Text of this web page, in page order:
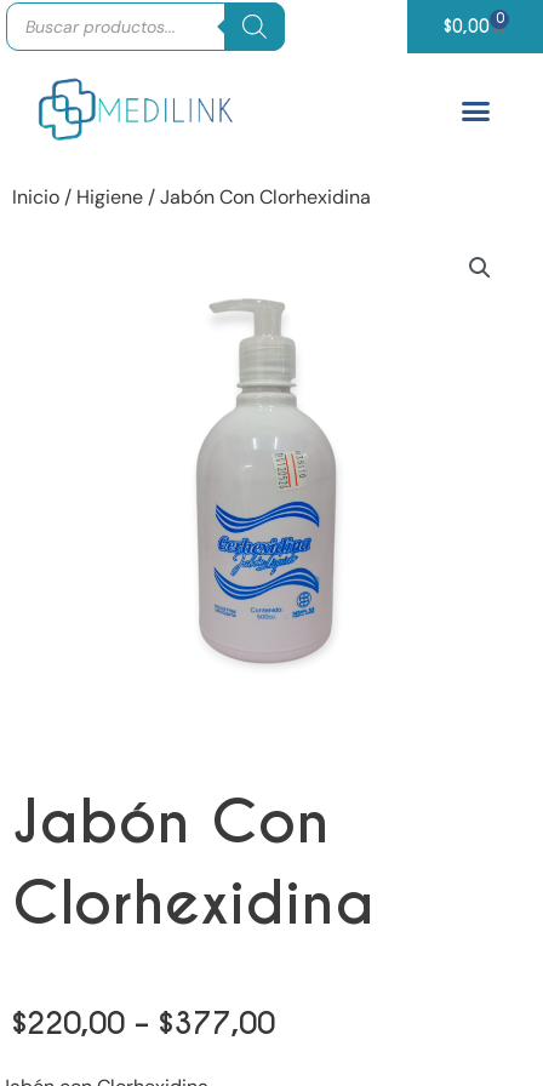
Ir
al
contenido
Búsqueda
productos
$0,00 0
Inicio/ Higiene/ Jabón Con Clorhexidina
Jabón Con
Clorhexidina
$220,00 – $377,00Price